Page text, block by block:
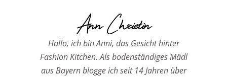
Ann Christin
Hallo, ich bin Anni, das Gesicht hinter
Fashion Kitchen. Als bodenständiges Mädl
aus Bayern blogge ich seit 14 Jahren über